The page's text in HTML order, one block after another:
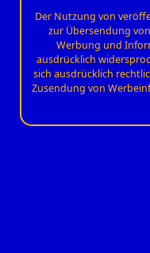
Der Nutzung von
zur Übersendung
Werbung und
ausdrücklich
sich ausdrücklich
Zusendung von